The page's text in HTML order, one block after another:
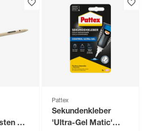
Gr.
Pattex
Sekundenkleber
'Ultra-Gel Matic'